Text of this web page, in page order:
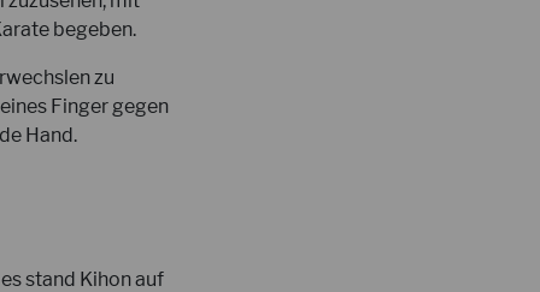
begeben.
zu
Finger gegen
Hand.
stand Kihon auf